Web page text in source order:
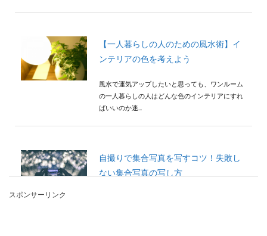
【一人暮らしの人のための風水術】イ
ンテリアの色を考えよう
風水で運気アップしたいと思っても、ワンルーム
の一人暮らしの人はどんな色のインテリアにすれ
ばいいのか迷...
自撮りで集合写真を写すコツ！失敗し
ない集合写真の写し方
スポンサーリンク